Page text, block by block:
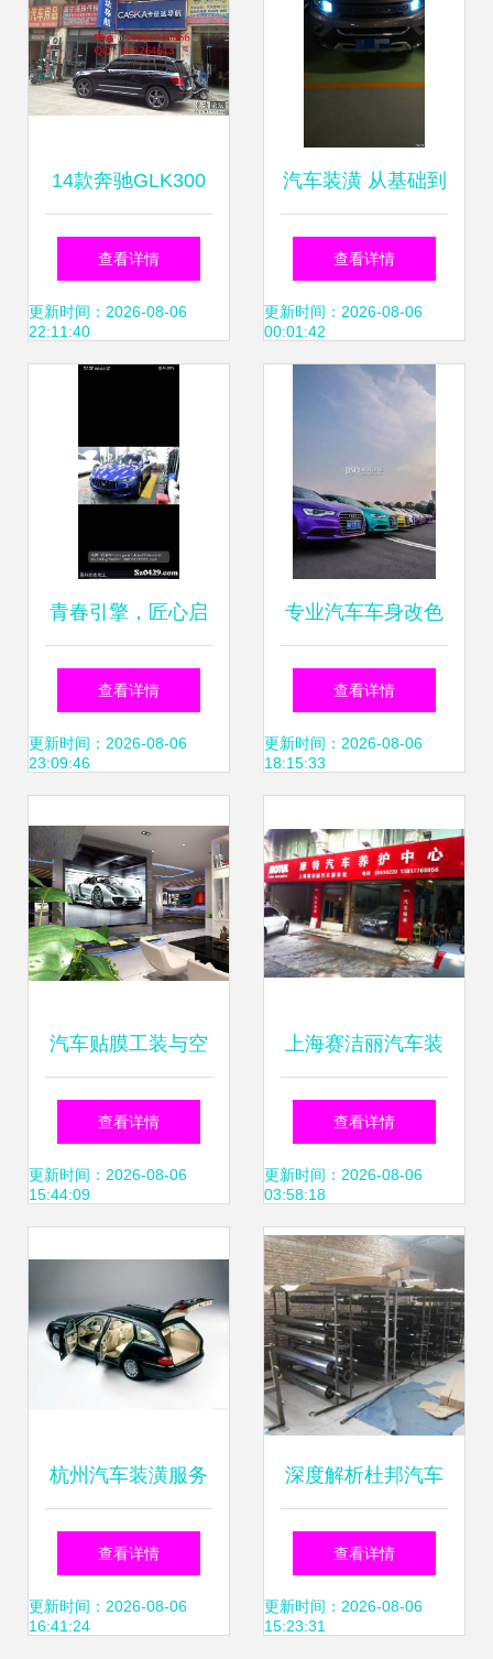
修课
14款奔驰GLK300
升级导航与倒车轨
迹系统 兼容原车雷
查看详情
更新时间：2026-08-06
22:11:40
汽车装潢 从基础到
进阶，打造个性化
移动空间
查看详情
更新时间：2026-08-06
00:01:42
青春引擎，匠心启
航 一位22岁汽车装
潢技师的成长之路
查看详情
更新时间：2026-08-06
23:09:46
专业汽车车身改色
贴膜与真皮座椅升
级 一站式汽车装潢
查看详情
更新时间：2026-08-06
18:15:33
汽车贴膜工装与空
间设计之道 以易源
品牌策划为例
查看详情
更新时间：2026-08-06
15:44:09
上海赛洁丽汽车装
潢服务社 专业汽车
装璜，打造您的专
属座驾
查看详情
更新时间：2026-08-06
03:58:18
杭州汽车装潢服务
全解析 从基础防护
到个性定制
查看详情
更新时间：2026-08-06
16:41:24
深度解析杜邦汽车
防爆膜 价格、批发
渠道与厂家选购全
查看详情
更新时间：2026-08-06
15:23:31